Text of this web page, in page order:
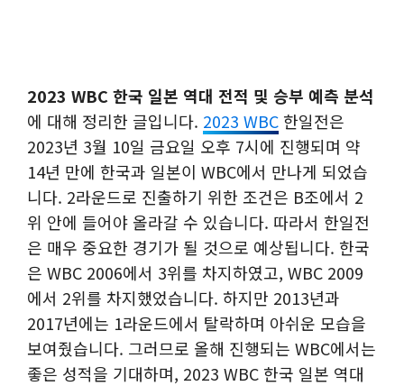
2023 WBC 한국 일본 역대 전적 및 승부 예측 분석
에 대해 정리한 글입니다. 2023 WBC 한일전은
2023년 3월 10일 금요일 오후 7시에 진행되며 약
14년 만에 한국과 일본이 WBC에서 만나게 되었습
니다. 2라운드로 진출하기 위한 조건은 B조에서 2
위 안에 들어야 올라갈 수 있습니다. 따라서 한일전
은 매우 중요한 경기가 될 것으로 예상됩니다. 한국
은 WBC 2006에서 3위를 차지하였고, WBC 2009
에서 2위를 차지했었습니다. 하지만 2013년과
2017년에는 1라운드에서 탈락하며 아쉬운 모습을
보여줬습니다. 그러므로 올해 진행되는 WBC에서는
좋은 성적을 기대하며, 2023 WBC 한국 일본 역대